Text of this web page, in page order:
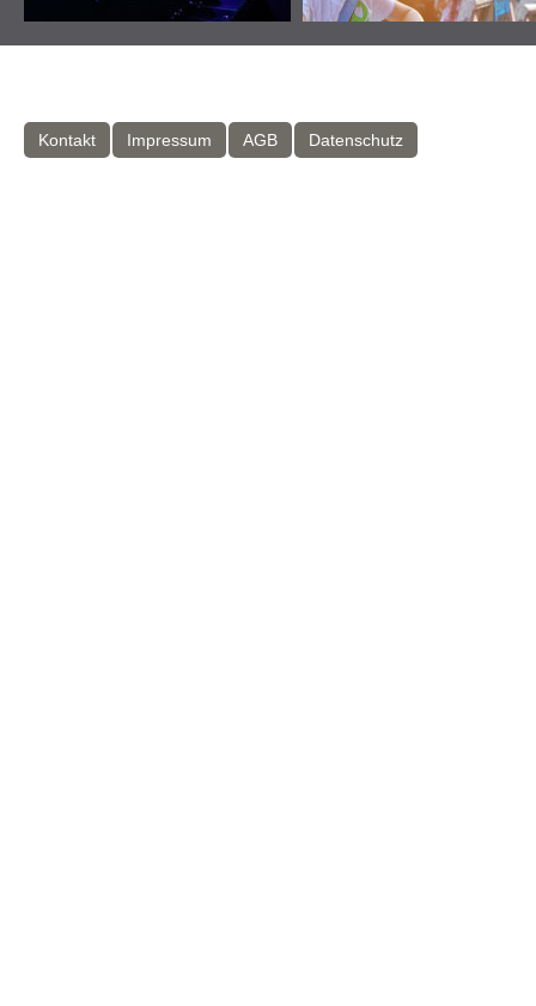
Kontakt Impressum AGB Datenschutz